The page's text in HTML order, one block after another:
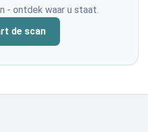
- ontdek waar u staat.
de scan